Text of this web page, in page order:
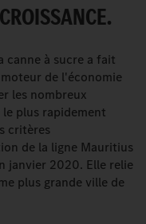
canne à sucre a fait
de l'économie
les nombreux
plus rapidement
critères
de la ligne Mauritius
janvier 2020. Elle relie
plus grande ville de